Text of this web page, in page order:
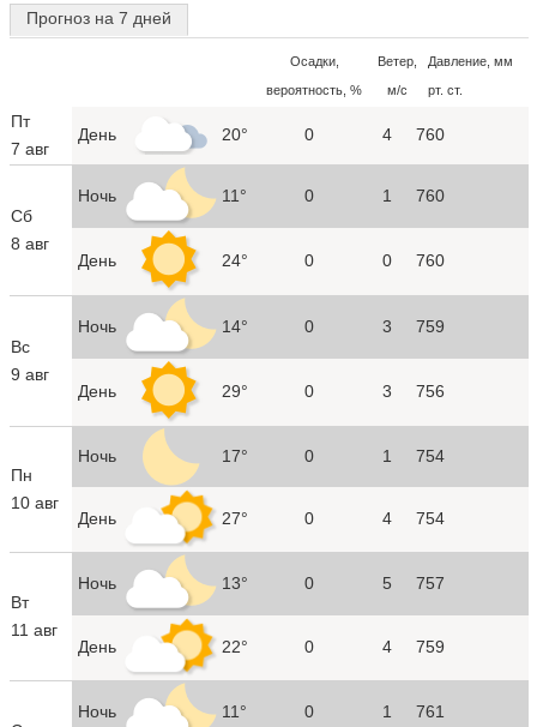
Прогноз на 7 дней
Осадки,
вероятность, %
Ветер,
м/с
Давление, мм
рт. ст.
Пт
7 авг
День 20° 0 4 760
Сб
8 авг
Ночь 11° 0 1 760
День 24° 0 0 760
Вс
9 авг
Ночь 14° 0 3 759
День 29° 0 3 756
Пн
10 авг
Ночь 17° 0 1 754
День 27° 0 4 754
Вт
11 авг
Ночь 13° 0 5 757
День 22° 0 4 759
Ночь 11° 0 1 761